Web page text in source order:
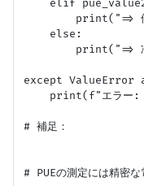
elif
print("=>
    else:
print("=> 冷
except ValueError
print(f"エラー:
# 補足：
# PUEの測定には精密な